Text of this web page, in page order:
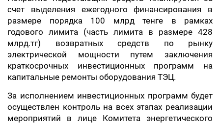
счет выделения ежегодного финансирования в
размере порядка 100 млрд тенге в рамках
годового лимита (часть лимита в размере 428
млрд.тг) возвратных средств по рынку
электрической мощности путем заключения
краткосрочных инвестиционных программ на
капитальные ремонты оборудования ТЭЦ.
За исполнением инвестиционных программ будет
осуществлен контроль на всех этапах реализации
мероприятий в лице Комитета энергетического